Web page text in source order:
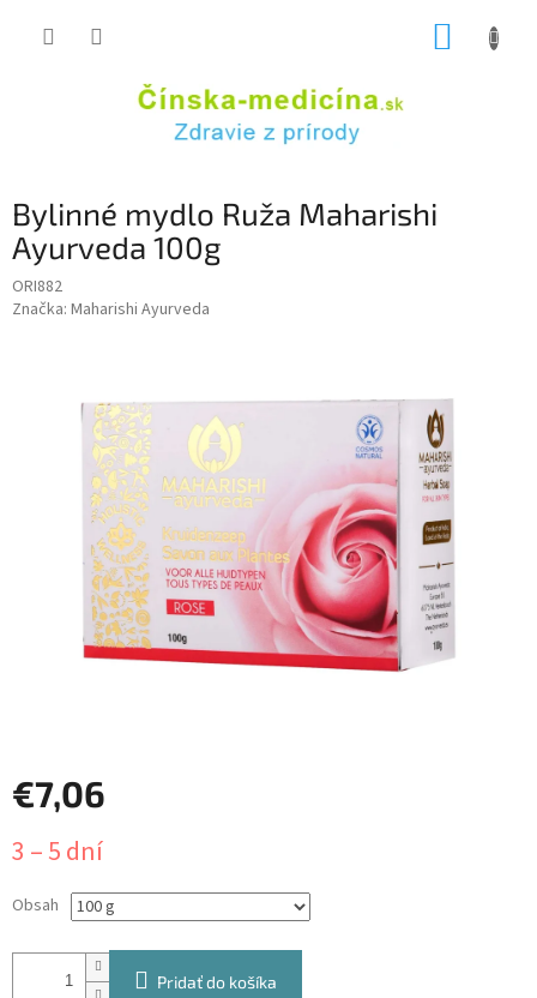
Bylinné mydlo Ruža Maharishi
Ayurveda 100g
ORI882
Značka: Maharishi Ayurveda
€7,06
cena:
3 – 5 dní
Obsah
Pridať do košíka